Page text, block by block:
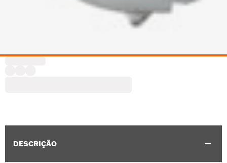
DESCRIÇÃO